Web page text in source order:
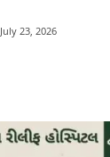
July 23, 2026